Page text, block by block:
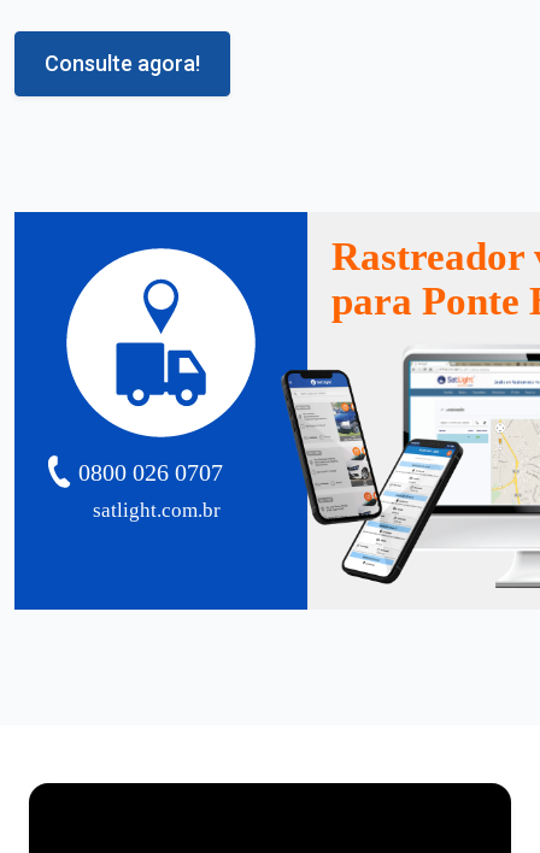
Consulte agora!
satlight.com.br
0800 026 0707
Rastreador
para Ponte